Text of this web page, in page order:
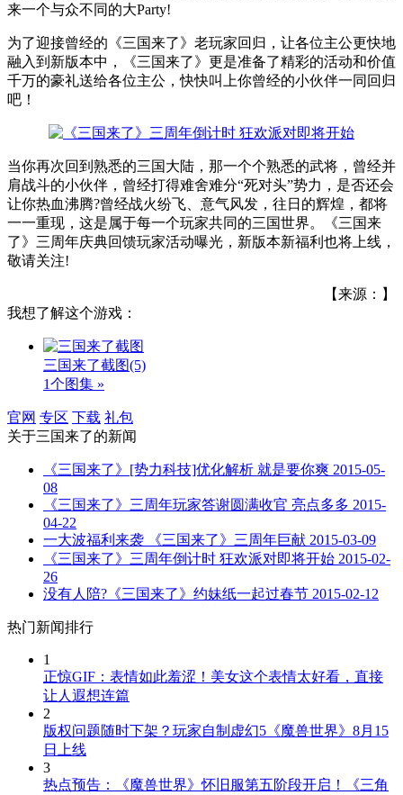
来一个与众不同的大Party!
为了迎接曾经的《三国来了》老玩家回归，让各位主公更快地
融入到新版本中，《三国来了》更是准备了精彩的活动和价值
千万的豪礼送给各位主公，快快叫上你曾经的小伙伴一同回归
吧！
当你再次回到熟悉的三国大陆，那一个个熟悉的武将，曾经并
肩战斗的小伙伴，曾经打得难舍难分“死对头”势力，是否还会
让你热血沸腾?曾经战火纷飞、意气风发，往日的辉煌，都将
一一重现，这是属于每一个玩家共同的三国世界。《三国来
了》三周年庆典回馈玩家活动曝光，新版本新福利也将上线，
敬请关注!
【来源：】
我想了解这个游戏：
三国来了截图(5)
1个图集 »
官网 专区 下载 礼包
关于三国来了的新闻
《三国来了》[势力科技]优化解析 就是要你爽 2015-05-
08
《三国来了》三周年玩家答谢圆满收官 亮点多多 2015-
04-22
一大波福利来袭 《三国来了》三周年巨献 2015-03-09
《三国来了》三周年倒计时 狂欢派对即将开始 2015-02-
26
没有人陪?《三国来了》约妹纸一起过春节 2015-02-12
热门新闻排行
1
正惊GIF：表情如此羞涩！美女这个表情太好看，直接
让人遐想连篇
2
版权问题随时下架？玩家自制虚幻5《魔兽世界》8月15
日上线
3
热点预告：《魔兽世界》怀旧服第五阶段开启！《三角